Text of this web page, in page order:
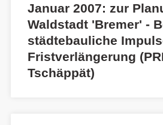
Januar 2007: zur
Waldstadt 'Bremer' -
städtebauliche
Fristverlängerung
Tschäppät)